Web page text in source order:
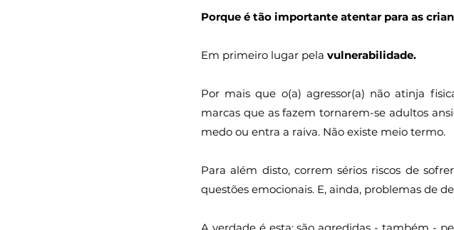
Porque é tão importante atentar para as
Em primeiro lugar pela vulnerabilidade.
Por mais que o(a) agressor(a) não atinja
marcas que as fazem tornarem-se adultos
medo ou entra a raiva. Não existe meio termo.
Para além disto, correm sérios riscos de
questões emocionais. E, ainda, problemas de